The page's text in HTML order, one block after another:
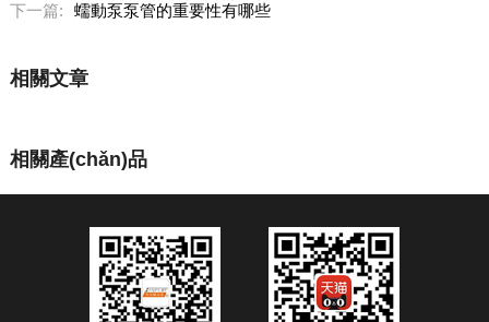
下一篇:
蠕動泵泵管的重要性有哪些
相關文章
相關產(chǎn)品